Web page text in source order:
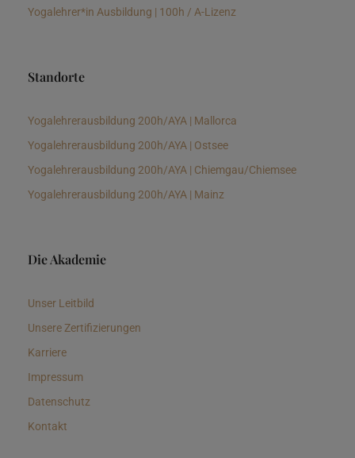
Yogalehrer*in Ausbildung | 100h / A-Lizenz
Standorte
Yogalehrerausbildung 200h/AYA | Mallorca
Yogalehrerausbildung 200h/AYA | Ostsee
Yogalehrerausbildung 200h/AYA | Chiemgau/Chiemsee
Yogalehrerausbildung 200h/AYA | Mainz
Die Akademie
Unser Leitbild
Unsere Zertifizierungen
Karriere
Impressum
Datenschutz
Kontakt